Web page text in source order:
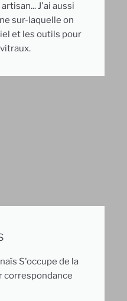
J'ai aussi
sur-laquelle on
et les outils pour
S'occupe de la
correspondance